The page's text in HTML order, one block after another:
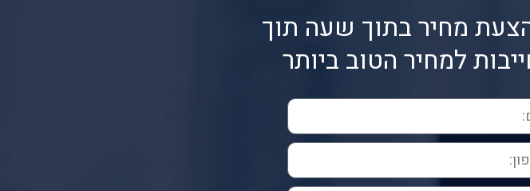
מחיר בתוך שעה תוך
למחיר הטוב ביותר